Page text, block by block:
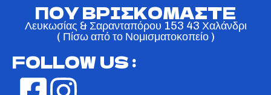
ΠΟΥ ΒΡΙΣΚΟΜΑΣΤΕ
Λευκωσίας & Σαρανταπόρου 153 43 Χαλάνδρι
( Πίσω από το Νομισματοκοπείο )
FOLLOW US :